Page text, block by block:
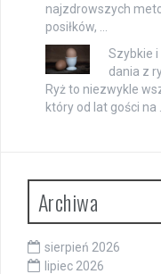
najzdrowszych
posiłków, …
Szybkie
dania z
Ryż to niezwykle
który od lat gości na …
Archiwa
sierpień 2026
lipiec 2026